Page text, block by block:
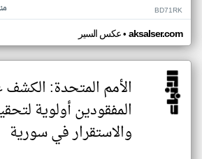
BD71RK
عكس السير• aksalser.com
الأمم المتحدة:
المفقودين أولوية
والاستقرار في سورية